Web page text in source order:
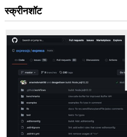
यह
एक्सटेंशन
वेबसाइट
आपके
स्क्रीनशॉट